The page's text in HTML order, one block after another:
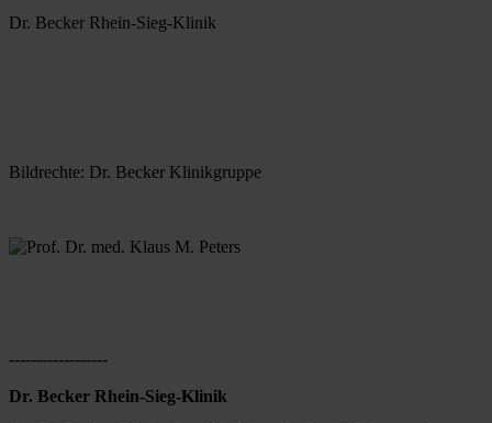
Dr. Becker Rhein-Sieg-Klinik
Bildrechte: Dr. Becker Klinikgruppe
------------------
Dr. Becker Rhein-Sieg-Klinik